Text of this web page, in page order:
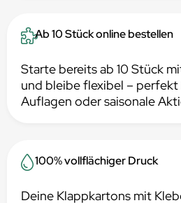
Ab 10 Stück online bestellen
Starte bereits ab 10 Stück
und bleibe flexibel – perfekt
Auflagen oder saisonale
100% vollflächiger Druck
Deine Klappkartons mit